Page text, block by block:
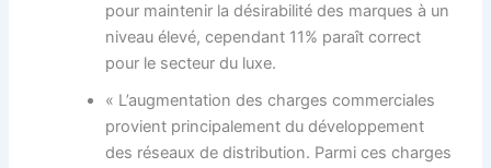
pour maintenir la désirabilité des marques à un
niveau élevé, cependant 11% paraît correct
pour le secteur du luxe.
« L’augmentation des charges commerciales
provient principalement du développement
des réseaux de distribution. Parmi ces charges